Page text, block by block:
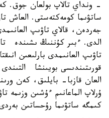
- ونداي تالاپ بولعان جوق.
ساتۋىما كومەكتەستى. العاش
جەردەن، قالاي تاۋىپ
الدى. ءبىر كۇننىڭ ىشىندە
تاۋىپ العانىمدى بارلىعىن
قورىتىندىسى بويىنشا
العان قازبا- بايلىق، كەن
ۇرلاپ الماعانىم ءۇشىن وزىمە
كىمگە ساتۋىما رۇحساتىن